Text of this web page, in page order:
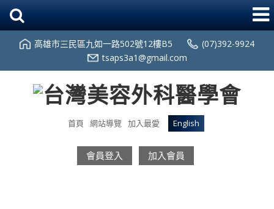
高雄市三民區九如一路502號12樓B5
(07)392-9924
tsaps3a1@gmail.com
首頁 網站導覽 加入最愛 English
會員登入 加入會員